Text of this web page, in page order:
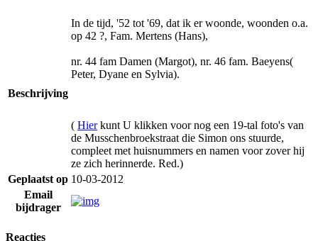
Beschrijving
In de tijd, '52 tot '69, dat ik er woonde, woonden o.a.
op 42 ?, Fam. Mertens (Hans),
nr. 44 fam Damen (Margot), nr. 46 fam. Baeyens(
Peter, Dyane en Sylvia).
( Hierkunt U klikken voor nog een 19-tal foto's van
de Musschenbroekstraat die Simon ons stuurde,
compleet met huisnummers en namen voor zover hij
ze zich herinnerde. Red.)
Geplaatst op 10-03-2012
Email
bijdrager
Reacties